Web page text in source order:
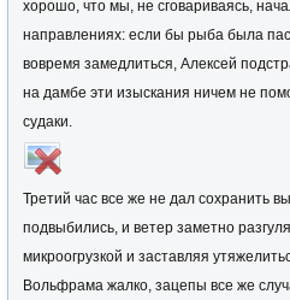
хорошо, что мы, не сговариваясь,
направлениях: если бы рыба была
вовремя замедлиться, Алексей
на дамбе эти изыскания ничем не
судаки.
Третий час все же не дал сохранить
подвыбились, и ветер заметно
микроогрузкой и заставляя
Вольфрама жалко, зацепы все же